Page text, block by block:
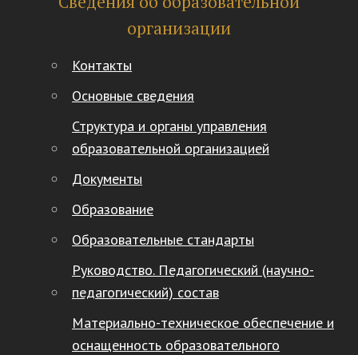
организации
Контакты
Основные сведения
Структура и органы управления
образовательной организацией
Документы
Образование
Образовательные стандарты
Руководство. Педагогический (научно-
педагогический) состав
Материально-техническое обеспечение и
оснащенность образовательного